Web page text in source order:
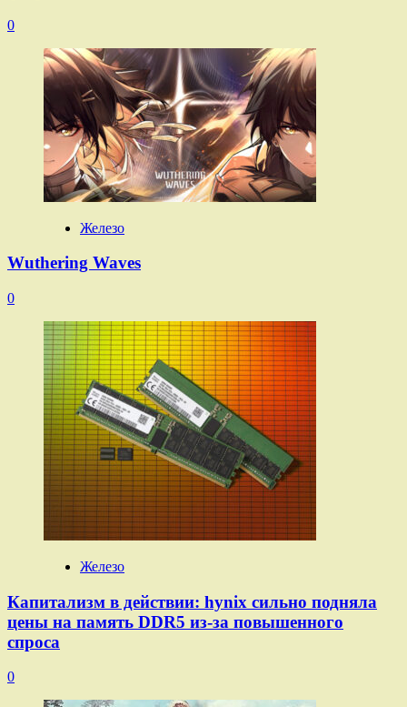
0
Железо
Wuthering Waves
0
Железо
Капитализм в действии: hynix сильно подняла
цены на память DDR5 из-за повышенного
спроса
0